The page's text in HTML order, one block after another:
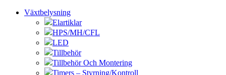
Växtbelysning
Elartiklar
HPS/MH/CFL
LED
Tillbehör
Tillbehör Och Montering
Timers – Styrning/Kontroll